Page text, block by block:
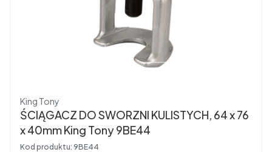
Producent
King Tony
ŚCIĄGACZ DO SWORZNI KULISTYCH, 64 x 76
x 40mm King Tony 9BE44
Kod produktu: 9BE44